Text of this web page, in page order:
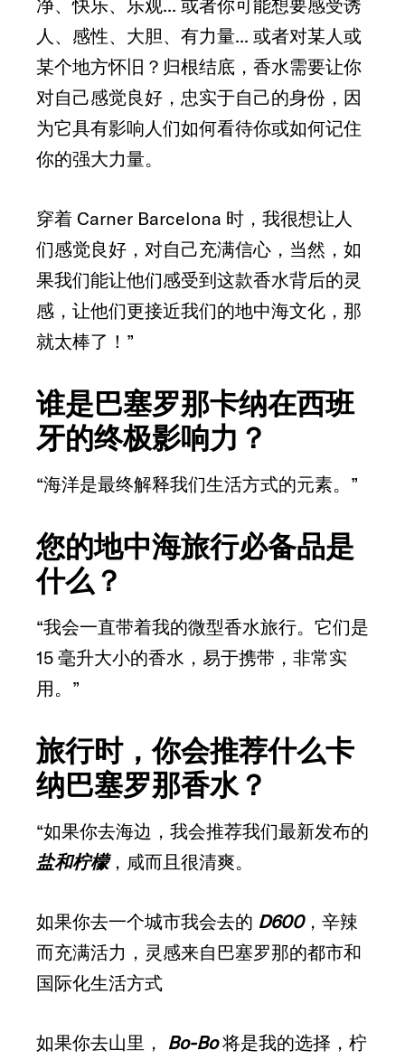
净、快乐、乐观... 或者你可能想要感受诱
人、感性、大胆、有力量... 或者对某人或
某个地方怀旧？归根结底，香水需要让你
对自己感觉良好，忠实于自己的身份，因
为它具有影响人们如何看待你或如何记住
你的强大力量。
穿着 Carner Barcelona 时，我很想让人
们感觉良好，对自己充满信心，当然，如
果我们能让他们感受到这款香水背后的灵
感，让他们更接近我们的地中海文化，那
就太棒了！”
谁是巴塞罗那卡纳在西班
牙的终极影响力？
“海洋是最终解释我们生活方式的元素。”
您的地中海旅行必备品是
什么？
“我会一直带着我的微型香水旅行。它们是
15 毫升大小的香水，易于携带，非常实
用。”
旅行时，你会推荐什么卡
纳巴塞罗那香水？
“如果你去海边，我会推荐我们最新发布的
盐和柠檬，咸而且很清爽。
如果你去一个城市我会去的 D600，辛辣
而充满活力，灵感来自巴塞罗那的都市和
国际化生活方式
如果你去山里， Bo-Bo将是我的选择，柠